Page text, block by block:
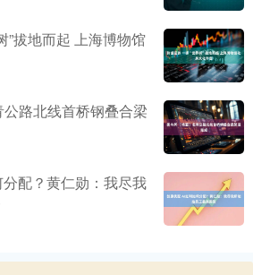
”拔地而起 上海博物馆
路北线首桥钢叠合梁
配？黄仁勋：我尽我